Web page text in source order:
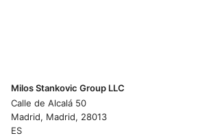
Milos Stankovic Group LLC
Calle de Alcalá 50
Madrid, Madrid, 28013
ES